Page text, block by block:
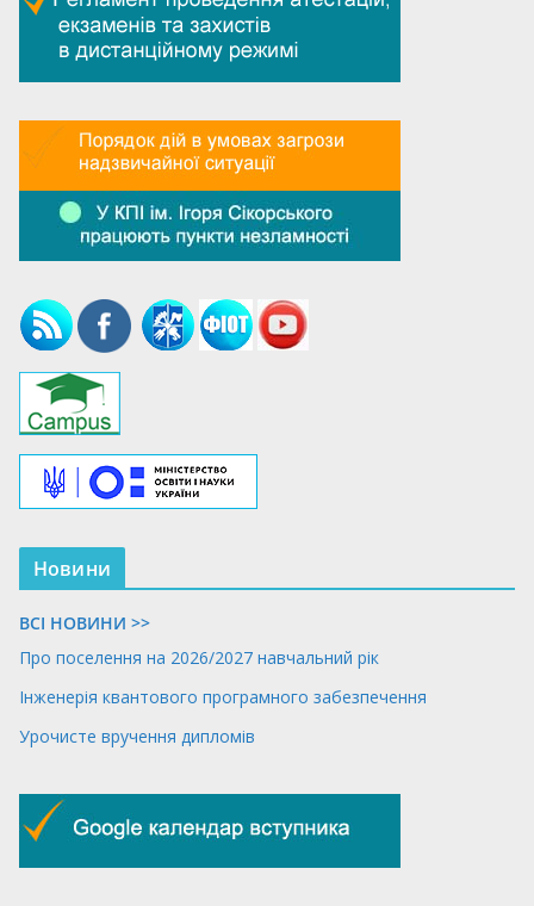
Новини
ВСІ НОВИНИ >>
Про поселення на 2026/2027 навчальний рік
Інженерія квантового програмного забезпечення
Урочисте вручення дипломів